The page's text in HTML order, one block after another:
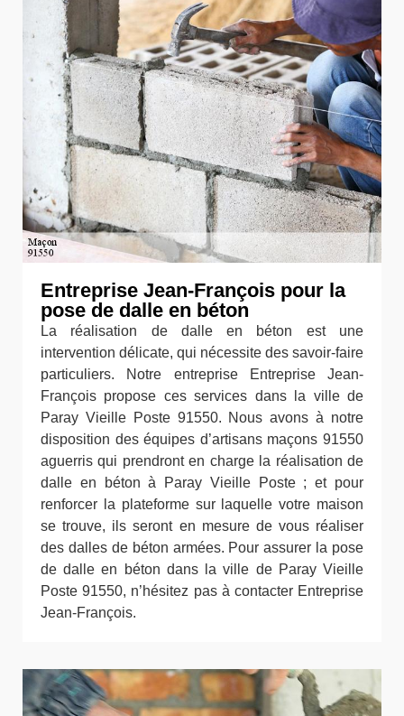
Entreprise Jean-François pour la
pose de dalle en béton
La réalisation de dalle en béton est une
intervention délicate, qui nécessite des savoir-faire
particuliers. Notre entreprise Entreprise Jean-
François propose ces services dans la ville de
Paray Vieille Poste 91550. Nous avons à notre
disposition des équipes d’artisans maçons 91550
aguerris qui prendront en charge la réalisation de
dalle en béton à Paray Vieille Poste ; et pour
renforcer la plateforme sur laquelle votre maison
se trouve, ils seront en mesure de vous réaliser
des dalles de béton armées. Pour assurer la pose
de dalle en béton dans la ville de Paray Vieille
Poste 91550, n’hésitez pas à contacter Entreprise
Jean-François.